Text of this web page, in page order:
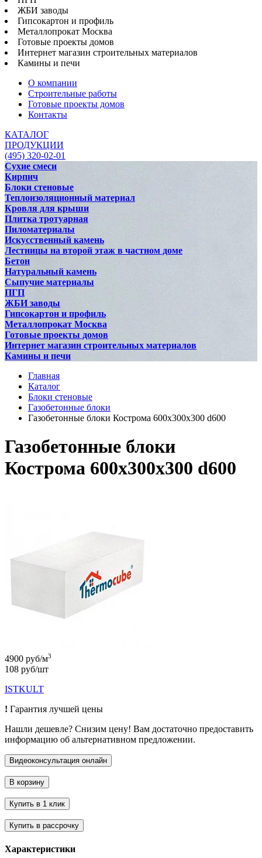
ЖБИ заводы
Гипсокартон и профиль
Металлопрокат Москва
Готовые проекты домов
Интернет магазин строительных материалов
Камины и печи
О компании
Строительные работы
Готовые проекты домов
Контакты
КАТАЛОГ
ПРОДУКЦИИ
(495) 320-02-01
Сухие смеси
Кирпич
Блоки стеновые
Теплоизоляционный материал
Кровля для крыши
Плитка тротуарная
Пиломатериалы
Искусственный камень
Лестницы на второй этаж в частном доме
Бетон
Натуральный камень
Сыпучие материалы
ПГП
ЖБИ заводы
Гипсокартон и профиль
Металлопрокат Москва
Готовые проекты домов
Интернет магазин строительных материалов
Камины и печи
Главная
Каталог
Блоки стеновые
Газобетонные блоки
Газобетонные блоки Кострома 600х300х300 d600
Газобетонные блоки
Кострома 600х300х300 d600
4900 руб/м3
108 руб/шт
ISTKULT
! Гарантия лучшей цены
Нашли дешевле? Снизим цену! Вам достаточно предоставить
информацию об альтернативном предложении.
Характеристики